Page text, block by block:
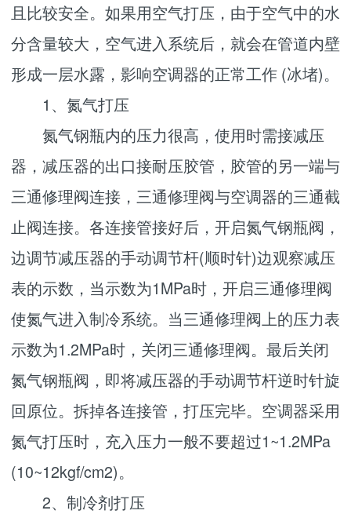
且比较安全。如果用空气打压，由于空气中的水
分含量较大，空气进入系统后，就会在管道内壁
形成一层水露，影响空调器的正常工作 (冰堵)。
1、氮气打压
氮气钢瓶内的压力很高，使用时需接减压
器，减压器的出口接耐压胶管，胶管的另一端与
三通修理阀连接，三通修理阀与空调器的三通截
止阀连接。各连接管接好后，开启氮气钢瓶阀，
边调节减压器的手动调节杆(顺时针)边观察减压
表的示数，当示数为1MPa时，开启三通修理阀
使氮气进入制冷系统。当三通修理阀上的压力表
示数为1.2MPa时，关闭三通修理阀。最后关闭
氮气钢瓶阀，即将减压器的手动调节杆逆时针旋
回原位。拆掉各连接管，打压完毕。空调器采用
氮气打压时，充入压力一般不要超过1~1.2MPa
(10~12kgf/cm2)。
2、制冷剂打压